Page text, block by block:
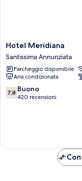
Hotel
Meridiana
Santissima
Annunziata
Hotel Meridiana
Santissima Annunziata
Parcheggio disponibile
Aria condizionata
7.8
su
7,8 Buono
420 recensioni